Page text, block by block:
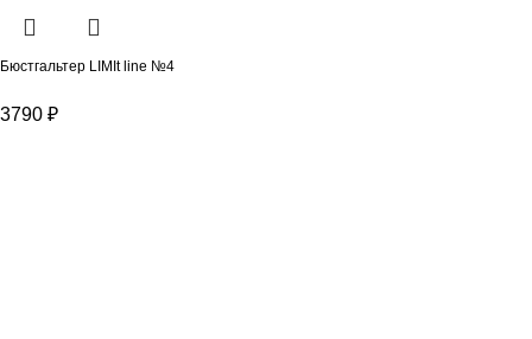
Бюстгальтер LIMIt line №4
3790 ₽